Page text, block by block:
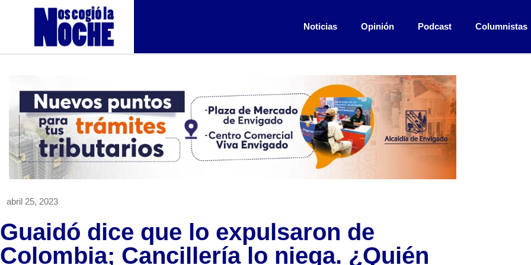
Noticias Opinión Podcast Columnistas
abril 25, 2023
Guaidó dice que lo expulsaron de
Colombia; Cancillería lo niega. ¿Quién